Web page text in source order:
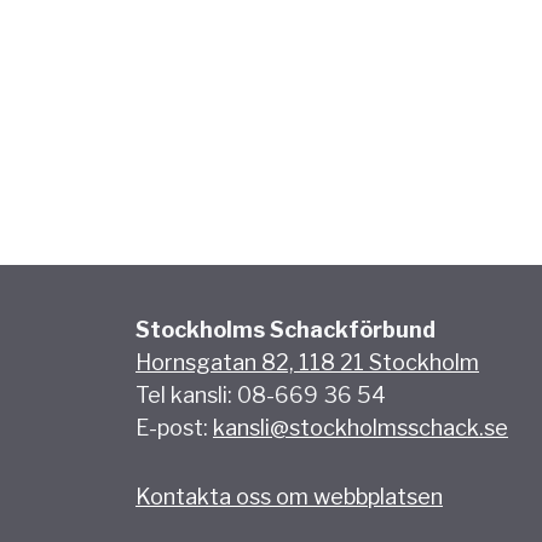
Stockholms Schackförbund
Hornsgatan 82, 118 21 Stockholm
Tel kansli: 08-669 36 54
E-post: kansli@stockholmsschack.se
Kontakta oss om webbplatsen